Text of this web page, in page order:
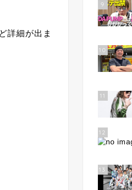
詳細が出ま
9
10
11
12
13